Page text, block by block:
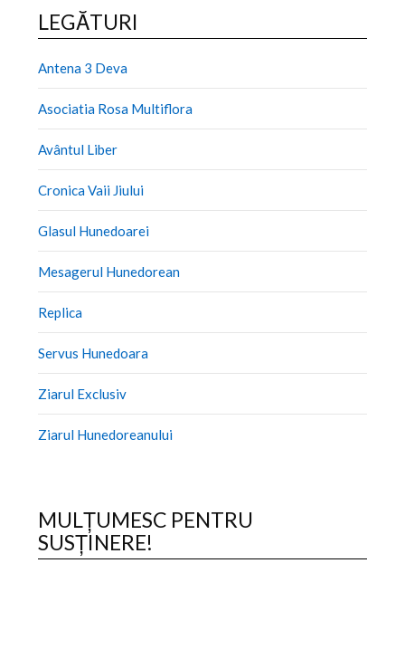
LEGĂTURI
Antena 3 Deva
Asociatia Rosa Multiflora
Avântul Liber
Cronica Vaii Jiului
Glasul Hunedoarei
Mesagerul Hunedorean
Replica
Servus Hunedoara
Ziarul Exclusiv
Ziarul Hunedoreanului
MULȚUMESC PENTRU
SUSȚINERE!